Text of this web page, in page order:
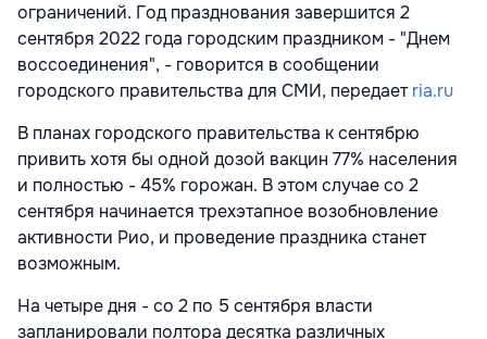
ограничений. Год празднования завершится 2
сентября 2022 года городским праздником - "Днем
воссоединения", - говорится в сообщении
городского правительства для СМИ, передаетria.ru
В планах городского правительства к сентябрю
привить хотя бы одной дозой вакцин 77% населения
и полностью - 45% горожан. В этом случае со 2
сентября начинается трехэтапное возобновление
активности Рио, и проведение праздника станет
возможным.
На четыре дня - со 2 по 5 сентября власти
запланировали полтора десятка различных